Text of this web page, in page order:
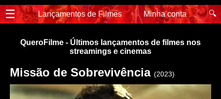
☰ Lançamentos de Filmes Minha conta 🔍
QueroFilme - Últimos lançamentos de filmes nos
streamings e cinemas
Missão de Sobrevivência (2023)